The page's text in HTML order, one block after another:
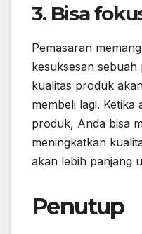
3. Bisa
Pemasaran
kesuksesan
kualitas produk
membeli lagi.
produk, Anda bisa
meningkatkan
akan lebih panjang
Penutup